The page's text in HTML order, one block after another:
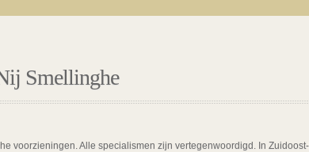
Smellinghe
voorzieningen. Alle specialismen zijn vertegenwoordigd. In